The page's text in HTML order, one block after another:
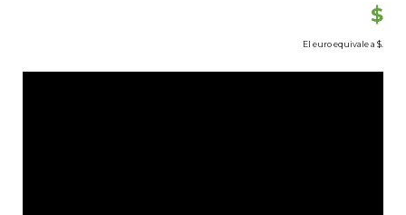
$
El euro equivale a $.